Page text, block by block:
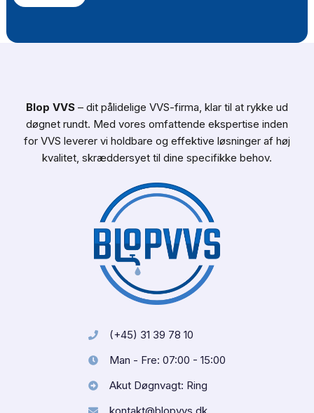
Blop VVS – dit pålidelige VVS-firma, klar til at rykke ud
døgnet rundt. Med vores omfattende ekspertise inden
for VVS leverer vi holdbare og effektive løsninger af høj
kvalitet, skræddersyet til dine specifikke behov.
(+45) 31 39 78 10
Man - Fre: 07:00 - 15:00
Akut Døgnvagt: Ring